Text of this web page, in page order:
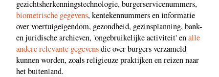
gezichtsherkenningstechnologie, burgerservicenummers,
biometrische gegevens, kentekennummers en informatie
over voertuigeigendom, gezondheid, gezinsplanning, bank-
en juridische archieven, 'ongebruikelijke activiteit' enalle
andere relevante gegevensdie over burgers verzameld
kunnen worden, zoals religieuze praktijken en reizen naar
het buitenland.